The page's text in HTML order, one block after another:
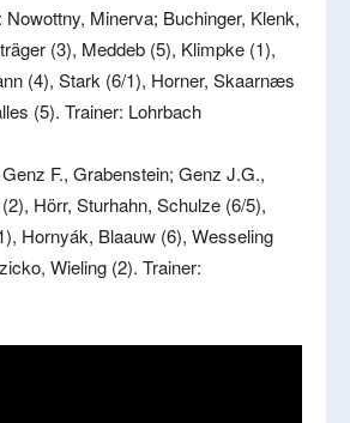
Minerva; Buchinger, Klenk,
(3), Meddeb (5), Klimpke (1),
(4), Stark (6/1), Horner, Skaarnæs
(5). Trainer: Lohrbach
F., Grabenstein; Genz J.G.,
Hörr, Sturhahn, Schulze (6/5),
Hornyák, Blaauw (6), Wesseling
Wieling (2). Trainer: